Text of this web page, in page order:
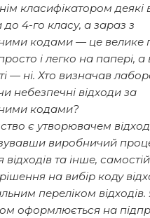
класифікатором деякі
4-го класу, а зараз з
кодами — це велике
і легко на папері, а
— ні. Хто визначав
небезпечні відходи за
кодами?
є утворювачем
виробничий
відходів та інше,
на вибір коду
переліком
оформлюється на